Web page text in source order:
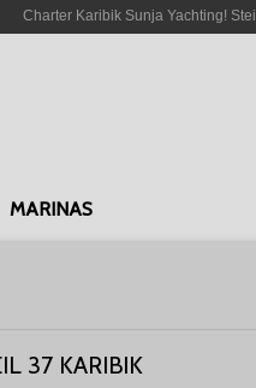
Charter Karibik Sunja Yachting!
MARINAS
37 KARIBIK